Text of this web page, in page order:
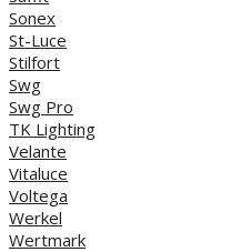
Sonex
St-Luce
Stilfort
Swg
Swg Pro
TK Lighting
Velante
Vitaluce
Voltega
Werkel
Wertmark